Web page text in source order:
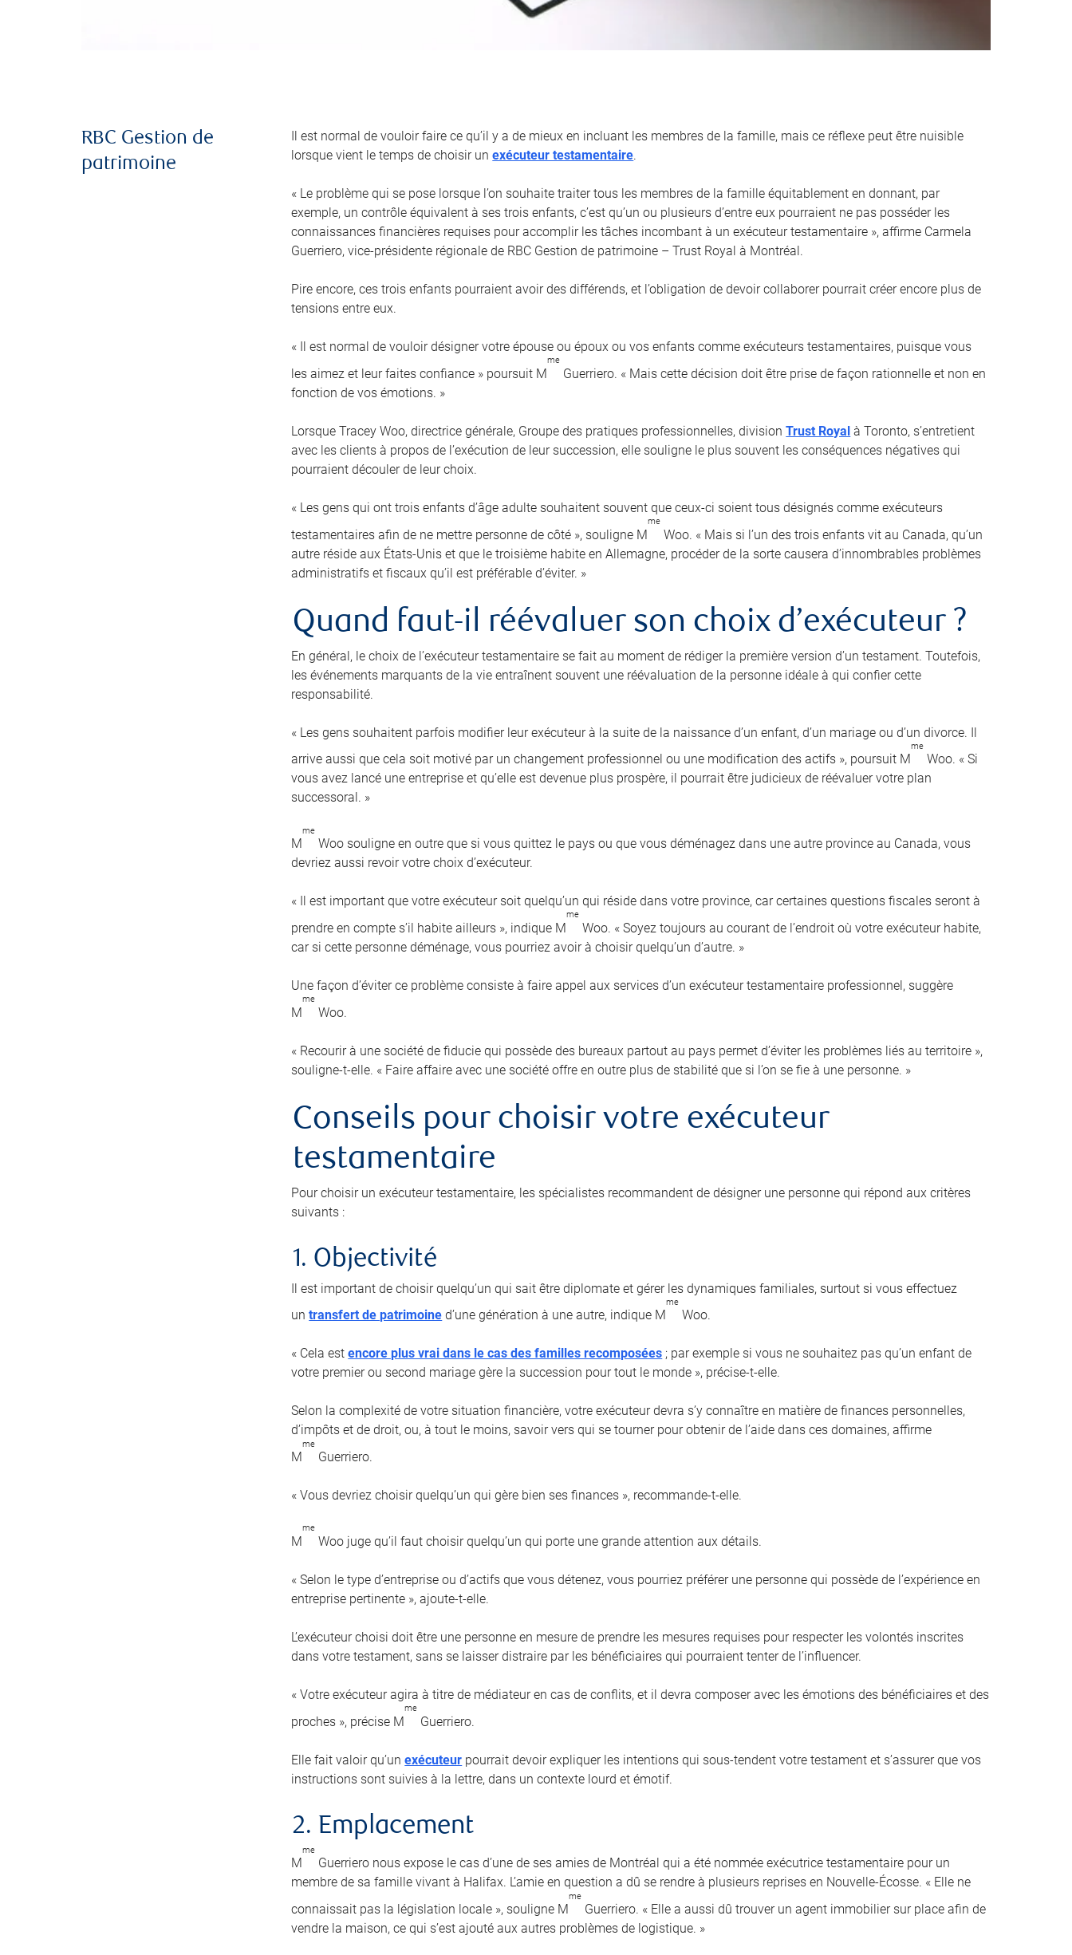
RBC Gestion de
patrimoine
Il est normal de vouloir faire ce qu’il y a de mieux en incluant les membres de la famille, mais ce réflexe peut être nuisible
lorsque vient le temps de choisir unexécuteur testamentaire.
« Le problème qui se pose lorsque l’on souhaite traiter tous les membres de la famille équitablement en donnant, par
exemple, un contrôle équivalent à ses trois enfants, c’est qu’un ou plusieurs d’entre eux pourraient ne pas posséder les
connaissances financières requises pour accomplir les tâches incombant à un exécuteur testamentaire », affirme Carmela
Guerriero, vice-présidente régionale de RBC Gestion de patrimoine – Trust Royal à Montréal.
Pire encore, ces trois enfants pourraient avoir des différends, et l’obligation de devoir collaborer pourrait créer encore plus de
tensions entre eux.
« Il est normal de vouloir désigner votre épouse ou époux ou vos enfants comme exécuteurs testamentaires, puisque vous
les aimez et leur faites confiance » poursuit M
me
Guerriero. « Mais cette décision doit être prise de façon rationnelle et non en
fonction de vos émotions. »
Lorsque Tracey Woo, directrice générale, Groupe des pratiques professionnelles, divisionTrust Royal à Toronto, s’entretient
avec les clients à propos de l’exécution de leur succession, elle souligne le plus souvent les conséquences négatives qui
pourraient découler de leur choix.
« Les gens qui ont trois enfants d’âge adulte souhaitent souvent que ceux-ci soient tous désignés comme exécuteurs
testamentaires afin de ne mettre personne de côté », souligne M
me
Woo. « Mais si l’un des trois enfants vit au Canada, qu’un
autre réside aux États-Unis et que le troisième habite en Allemagne, procéder de la sorte causera d’innombrables problèmes
administratifs et fiscaux qu’il est préférable d’éviter. »
Quand faut-il réévaluer son choix d’exécuteur ?
En général, le choix de l’exécuteur testamentaire se fait au moment de rédiger la première version d’un testament. Toutefois,
les événements marquants de la vie entraînent souvent une réévaluation de la personne idéale à qui confier cette
responsabilité.
« Les gens souhaitent parfois modifier leur exécuteur à la suite de la naissance d’un enfant, d’un mariage ou d’un divorce. Il
arrive aussi que cela soit motivé par un changement professionnel ou une modification des actifs », poursuit M
me
Woo. « Si
vous avez lancé une entreprise et qu’elle est devenue plus prospère, il pourrait être judicieux de réévaluer votre plan
successoral. »
M
me
Woo souligne en outre que si vous quittez le pays ou que vous déménagez dans une autre province au Canada, vous
devriez aussi revoir votre choix d’exécuteur.
« Il est important que votre exécuteur soit quelqu’un qui réside dans votre province, car certaines questions fiscales seront à
prendre en compte s’il habite ailleurs », indique M
me
Woo. « Soyez toujours au courant de l’endroit où votre exécuteur habite,
car si cette personne déménage, vous pourriez avoir à choisir quelqu’un d’autre. »
Une façon d’éviter ce problème consiste à faire appel aux services d’un exécuteur testamentaire professionnel, suggère
M
me
Woo.
« Recourir à une société de fiducie qui possède des bureaux partout au pays permet d’éviter les problèmes liés au territoire »,
souligne-t-elle. « Faire affaire avec une société offre en outre plus de stabilité que si l’on se fie à une personne. »
Conseils pour choisir votre exécuteur
testamentaire
Pour choisir un exécuteur testamentaire, les spécialistes recommandent de désigner une personne qui répond aux critères
suivants :
1. Objectivité
Il est important de choisir quelqu’un qui sait être diplomate et gérer les dynamiques familiales, surtout si vous effectuez
untransfert de patrimoine d’une génération à une autre, indique M
me
Woo.
« Cela estencore plus vrai dans le cas des familles recomposées ; par exemple si vous ne souhaitez pas qu’un enfant de
votre premier ou second mariage gère la succession pour tout le monde », précise-t-elle.
Selon la complexité de votre situation financière, votre exécuteur devra s’y connaître en matière de finances personnelles,
d’impôts et de droit, ou, à tout le moins, savoir vers qui se tourner pour obtenir de l’aide dans ces domaines, affirme
M
me
Guerriero.
« Vous devriez choisir quelqu’un qui gère bien ses finances », recommande-t-elle.
M
me
Woo juge qu’il faut choisir quelqu’un qui porte une grande attention aux détails.
« Selon le type d’entreprise ou d’actifs que vous détenez, vous pourriez préférer une personne qui possède de l’expérience en
entreprise pertinente », ajoute-t-elle.
L’exécuteur choisi doit être une personne en mesure de prendre les mesures requises pour respecter les volontés inscrites
dans votre testament, sans se laisser distraire par les bénéficiaires qui pourraient tenter de l’influencer.
« Votre exécuteur agira à titre de médiateur en cas de conflits, et il devra composer avec les émotions des bénéficiaires et des
proches », précise M
me
Guerriero.
Elle fait valoir qu’unexécuteur pourrait devoir expliquer les intentions qui sous-tendent votre testament et s’assurer que vos
instructions sont suivies à la lettre, dans un contexte lourd et émotif.
2. Emplacement
M
me
Guerriero nous expose le cas d’une de ses amies de Montréal qui a été nommée exécutrice testamentaire pour un
membre de sa famille vivant à Halifax. L’amie en question a dû se rendre à plusieurs reprises en Nouvelle-Écosse. « Elle ne
connaissait pas la législation locale », souligne M
me
Guerriero. « Elle a aussi dû trouver un agent immobilier sur place afin de
vendre la maison, ce qui s’est ajouté aux autres problèmes de logistique. »